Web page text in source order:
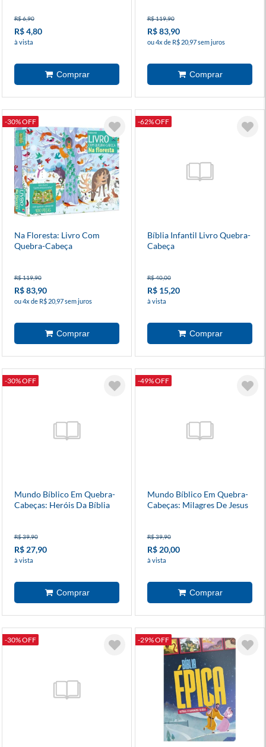
R$ 6,90
R$ 4,80
à vista
R$ 119,90
R$ 83,90
ou 4x de R$ 20,97 sem juros
-30% OFF
Na Floresta: Livro Com
Quebra-Cabeça
R$ 119,90
R$ 83,90
ou 4x de R$ 20,97 sem juros
-62% OFF
Bíblia Infantil Livro Quebra-
Cabeça
R$ 40,00
R$ 15,20
à vista
-30% OFF
Mundo Bíblico Em Quebra-
Cabeças: Heróis Da Bíblia
R$ 39,90
R$ 27,90
à vista
-49% OFF
Mundo Bíblico Em Quebra-
Cabeças: Milagres De Jesus
R$ 39,90
R$ 20,00
à vista
-30% OFF -29% OFF